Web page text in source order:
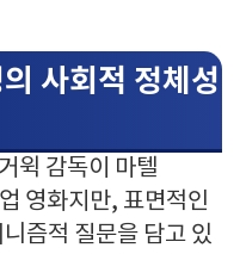
사회적 정체성
윅 감독이 마텔
영화지만, 표면적인
즘적 질문을 담고 있